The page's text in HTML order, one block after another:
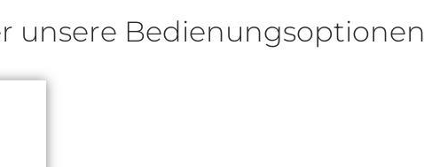
unsere Bedienungsoptionen